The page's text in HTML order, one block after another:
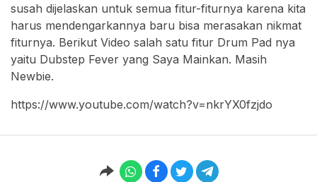
susah dijelaskan untuk semua fitur-fiturnya karena kita
harus mendengarkannya baru bisa merasakan nikmat
fiturnya. Berikut Video salah satu fitur Drum Pad nya
yaitu Dubstep Fever yang Saya Mainkan. Masih
Newbie.
https://www.youtube.com/watch?v=nkrYX0fzjdo